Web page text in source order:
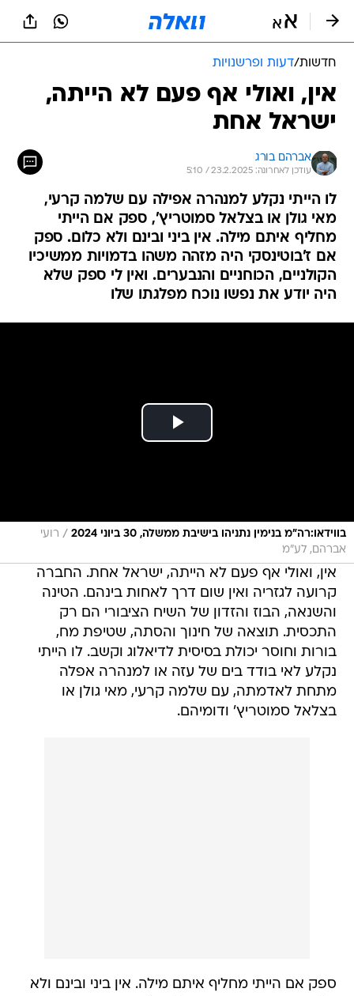
חדשות/דעות ופרשנויות
אין, ואולי אף פעם לא הייתה,
ישראל אחת
אברהם בורג
עודכן לאחרונה: 23.2.2025 / 5:10
לו הייתי נקלע למנהרה אפילה עם שלמה קרעי,
מאי גולן או בצלאל סמוטריץ', ספק אם הייתי
מחליף איתם מילה. אין ביני ובינם ולא כלום. ספק
אם ז'בוטינסקי היה מזהה משהו בדמויות ממשיכיו
הקולניים, הכוחניים והנבערים. ואין לי ספק שלא
היה יודע את נפשו נוכח מפלגתו שלו
בווידאו:רה"מ בנימין נתניהו בישיבת ממשלה, 30 ביוני 2024 / רועי
אברהם, לע"מ
אין, ואולי אף פעם לא הייתה, ישראל אחת. החברה
קרועה לגזריה ואין שום דרך לאחות בינהם. הטינה
והשנאה, הבוז והזדון של השיח הציבורי הם רק
התכסית. תוצאה של חינוך והסתה, שטיפת מח,
בורות וחוסר יכולת בסיסית לדיאלוג וקשב. לו הייתי
נקלע לאי בודד בים של עזה או למנהרה אפלה
מתחת לאדמתה, עם שלמה קרעי, מאי גולן או
בצלאל סמוטריץ' ודומיהם.
ספק אם הייתי מחליף איתם מילה. אין ביני ובינם ולא